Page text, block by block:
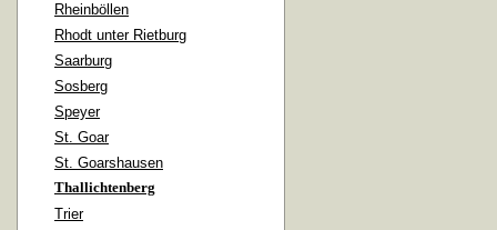
Rheinböllen
Rhodt unter Rietburg
Saarburg
Sosberg
Speyer
St. Goar
St. Goarshausen
Thallichtenberg
Trier